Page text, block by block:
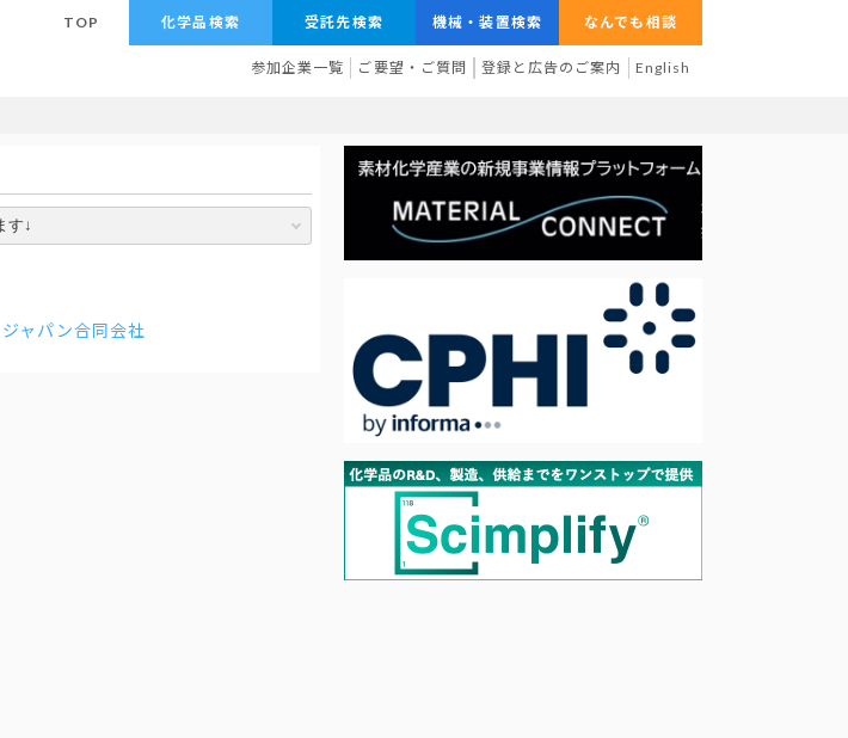
TOP 化学品検索 受託先検索 機械・装置検索 なんでも相談
参加企業一覧 ご要望・ご質問 登録と広告のご案内 English
ャパン合同会社